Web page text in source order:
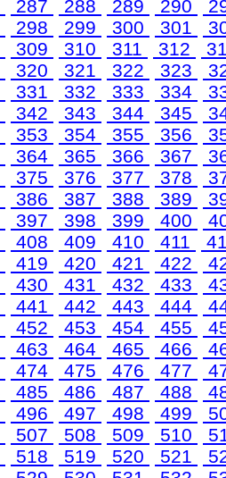
287 288 289 290
298 299 300 301
309 310 311 312
320 321 322 323
331 332 333 334
342 343 344 345
353 354 355 356
364 365 366 367
375 376 377 378
386 387 388 389
397 398 399 400
408 409 410 411
419 420 421 422
430 431 432 433
441 442 443 444
452 453 454 455
463 464 465 466
474 475 476 477
485 486 487 488
496 497 498 499
507 508 509 510
518 519 520 521